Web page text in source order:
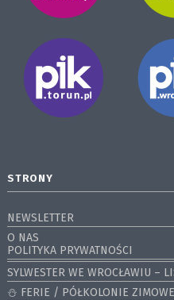
STRONY
NEWSLETTER
O NAS
POLITYKA PRYWATNOŚCI
SYLWESTER WE WROCŁAWIU –
⛄️ FERIE / PÓŁKOLONIE